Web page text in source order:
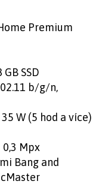
Premium
SSD
b/g/n,
W (5 hod a více)
Mpx
Bang and